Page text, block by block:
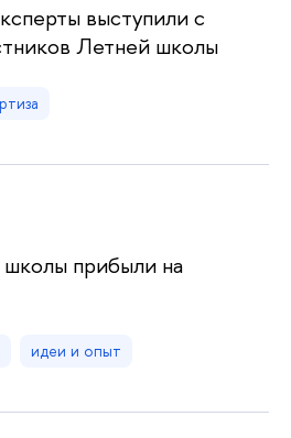
выступили с
Летней школы
прибыли на
идеи и опыт